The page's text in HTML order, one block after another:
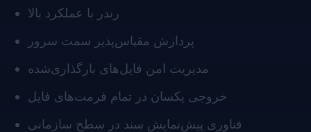
رندر با عملکرد بالا
پردازش مقیاس‌پذیر سمت سرور
مدیریت امن فایل‌های بارگذاری‌شده
خروجی یکسان در تمام فرمت‌های فایل
فناوری پیش‌نمایش سند در سطح سازمانی